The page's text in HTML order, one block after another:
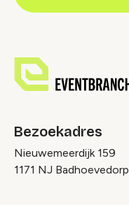
Bezoekadres
Nieuwemeerdijk 159
1171 NJ Badhoevedorp